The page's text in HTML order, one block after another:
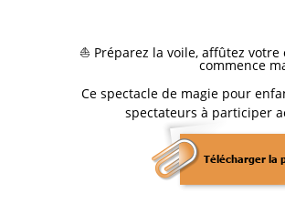
⛵ Préparez la voile, affûtez
commence
Ce spectacle de magie pour
spectateurs à participer
Télécharger la